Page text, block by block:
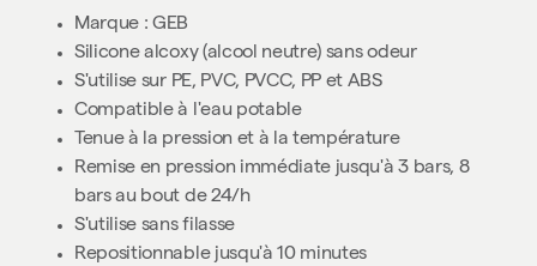
Marque : GEB
Silicone alcoxy (alcool neutre) sans odeur
S'utilise sur PE, PVC, PVCC, PP et ABS
Compatible à l'eau potable
Tenue à la pression et à la température
Remise en pression immédiate jusqu'à 3 bars, 8
bars au bout de 24/h
S'utilise sans filasse
Repositionnable jusqu'à 10 minutes